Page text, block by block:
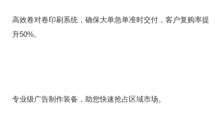
高效卷对卷印刷系统，确保大单急单准时交付，客户复购率提
升50%。
专业级广告制作装备，助您快速抢占区域市场。